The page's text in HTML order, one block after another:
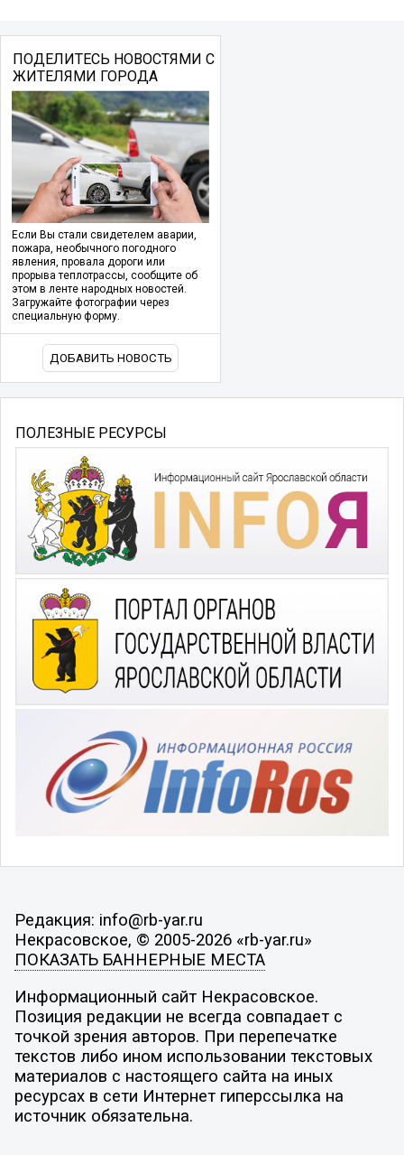
ПОДЕЛИТЕСЬ НОВОСТЯМИ С
ЖИТЕЛЯМИ ГОРОДА
Если Вы стали свидетелем аварии,
пожара, необычного погодного
явления, провала дороги или
прорыва теплотрассы, сообщите об
этом в ленте народных новостей.
Загружайте фотографии через
специальную форму.
ДОБАВИТЬ НОВОСТЬ
ПОЛЕЗНЫЕ РЕСУРСЫ
Редакция: info@rb-yar.ru
Некрасовское, © 2005-2026 «rb-yar.ru»
ПОКАЗАТЬ БАННЕРНЫЕ МЕСТА
Информационный сайт Некрасовское.
Позиция редакции не всегда совпадает с
точкой зрения авторов. При перепечатке
текстов либо ином использовании текстовых
материалов с настоящего сайта на иных
ресурсах в сети Интернет гиперссылка на
источник обязательна.